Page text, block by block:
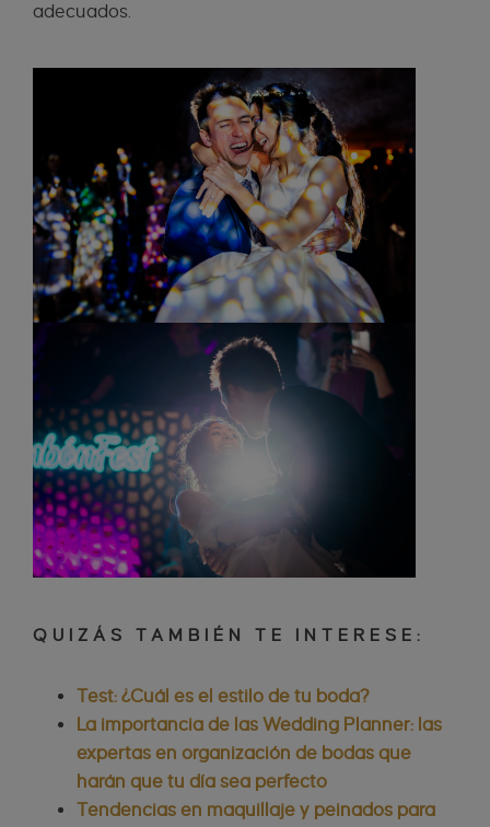
adecuados.
QUIZÁS TAMBIÉN TE INTERESE:
Test: ¿Cuál es el estilo de tu boda?
La importancia de las Wedding Planner: las
expertas en organización de bodas que
harán que tu día sea perfecto
Tendencias en maquillaje y peinados para